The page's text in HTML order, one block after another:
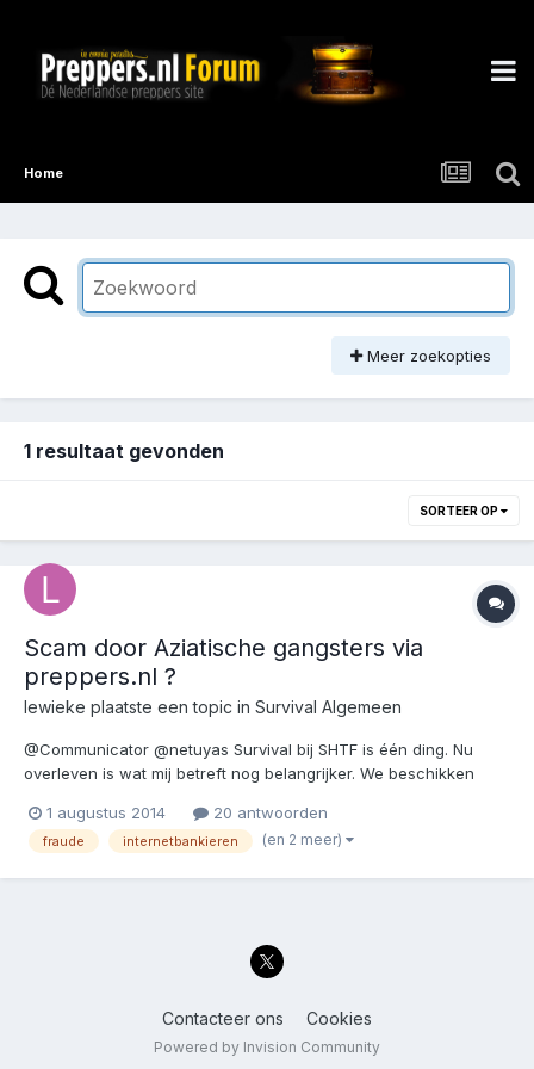
Home
Meer zoekopties
1 resultaat gevonden
SORTEER OP
Scam door Aziatische gangsters via
preppers.nl ?
lewieke plaatste een topic in Survival Algemeen
@Communicator @netuyas Survival bij SHTF is één ding. Nu
overleven is wat mij betreft nog belangrijker. We beschikken
persoonlijke verdedigingsmiddelen en we zien
computerveiligheid over het hoofd. Ik situeer even mijn
1 augustus 2014 20 antwoorden
fraude internetbankieren (en 2 meer)
Contacteer ons Cookies
Powered by Invision Community